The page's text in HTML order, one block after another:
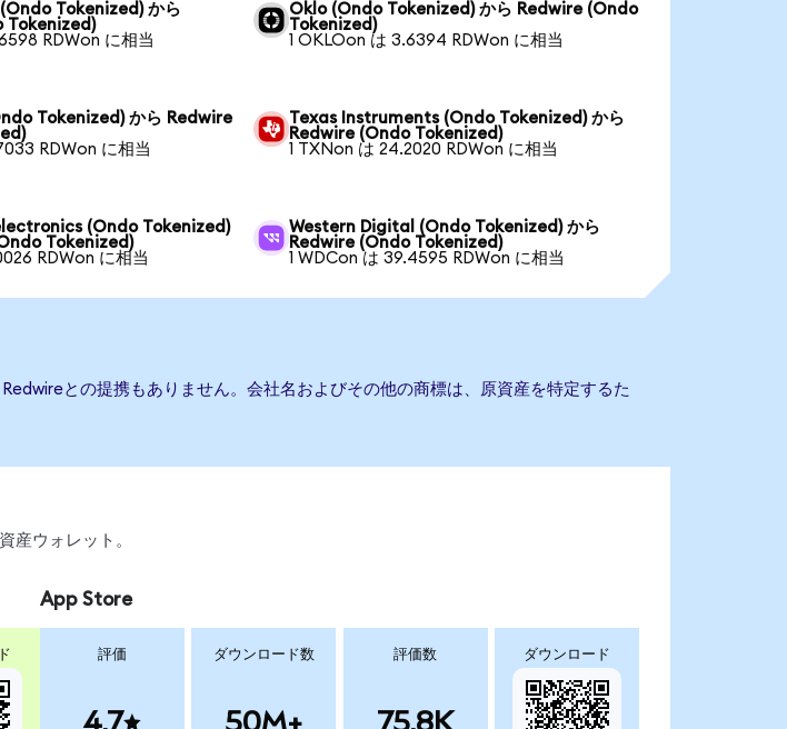
Tokenized) から
Tokenized)
RDWon に相当
Oklo (Ondo Tokenized) から Redwire (Ondo
Tokenized)
1 OKLOon は 3.6394 RDWon に相当
Tokenized) から Redwire
RDWon に相当
Texas Instruments (Ondo Tokenized) から
Redwire (Ondo Tokenized)
1 TXNon は 24.2020 RDWon に相当
(Ondo Tokenized)
Tokenized)
RDWon に相当
Western Digital (Ondo Tokenized) から
Redwire (Ondo Tokenized)
1 WDCon は 39.4595 RDWon に相当
との提携もありません。会社名およびその他の商標は、原資産を特定するた
産ウォレット。
App Store
評価
4.7
ダウンロード数
50M+
評価数
75.8K
ダウンロード